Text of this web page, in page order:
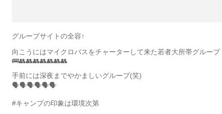
グループサイトの全容↑
向こうにはマイクロバスをチャーターして来た若者大所帯グループ
🚌👥👥👥👥👥👥👥
手前には深夜までやかましいグループ(笑)
🗣🗣🗣🗣🗣🗣
#キャンプの印象は環境次第